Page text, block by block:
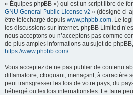
« Équipes phpBB ») qui est un script libre de
GNU General Public License v2 » (désigné ci-
être téléchargé depuis www.phpbb.com. Le
les discussions sur Internet. phpBB Limited
nous acceptons ou n’acceptons pas comme
de plus amples informations au sujet de
https://www.phpbb.com/.
Vous acceptez de ne pas publier de contenu
diffamatoire, choquant, menaçant, à caractère
peut transgresser les lois de votre pays, du
hébergé ou les lois internationales. Le faire